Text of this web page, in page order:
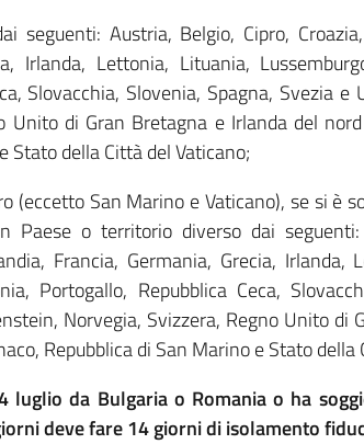
seguenti: Austria, Belgio, Cipro,
Irlanda, Lettonia, Lituania,
Slovacchia, Slovenia, Spagna, Svezia
Unito di Gran Bretagna e Irlanda del
Stato della Città del Vaticano;
(eccetto San Marino e Vaticano), se si è
Paese o territorio diverso dai seguenti:
Francia, Germania, Grecia, Irlanda,
Portogallo, Repubblica Ceca,
Norvegia, Svizzera, Regno Unito di
Repubblica di San Marino e Stato della
luglio da Bulgaria o Romania o ha
deve fare 14 giorni di isolamento